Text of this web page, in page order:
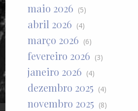
maio 2026 (5)
abril 2026 (4)
março 2026 (6)
fevereiro 2026 (3)
janeiro 2026 (4)
dezembro 2025 (4)
novembro 2025 (8)